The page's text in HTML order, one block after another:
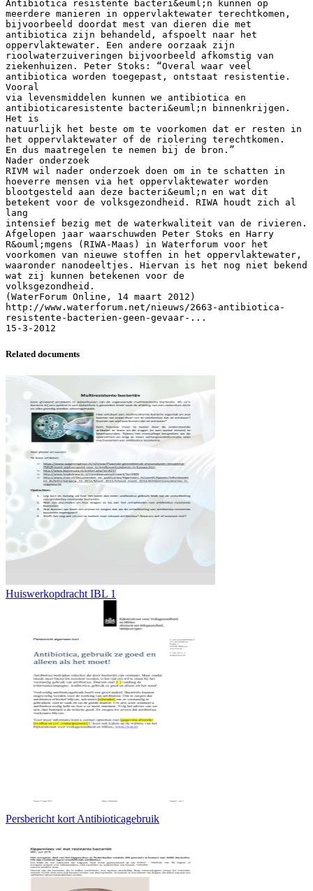
Antibiotica resistente bacteri&euml;n kunnen op
meerdere manieren in oppervlaktewater terechtkomen,
bijvoorbeeld doordat mest van dieren die met
antibiotica zijn behandeld, afspoelt naar het
oppervlaktewater. Een andere oorzaak zijn
rioolwaterzuiveringen bijvoorbeeld afkomstig van
ziekenhuizen. Peter Stoks: “Overal waar veel
antibiotica worden toegepast, ontstaat resistentie.
Vooral
via levensmiddelen kunnen we antibiotica en
antibioticaresistente bacteri&euml;n binnenkrijgen.
Het is
natuurlijk het beste om te voorkomen dat er resten in
het oppervlaktewater of de riolering terechtkomen.
En dus maatregelen te nemen bij de bron.”
Nader onderzoek
RIVM wil nader onderzoek doen om in te schatten in
hoeverre mensen via het oppervlaktewater worden
blootgesteld aan deze bacteri&euml;n en wat dit
betekent voor de volksgezondheid. RIWA houdt zich al
lang
intensief bezig met de waterkwaliteit van de rivieren.
Afgelopen jaar waarschuwden Peter Stoks en Harry
R&ouml;mgens (RIWA-Maas) in Waterforum voor het
voorkomen van nieuwe stoffen in het oppervlaktewater,
waaronder nanodeeltjes. Hiervan is het nog niet bekend
wat zij kunnen betekenen voor de
volksgezondheid.
(WaterForum Online, 14 maart 2012)
http://www.waterforum.net/nieuws/2663-antibiotica-
resistente-bacterien-geen-gevaar-...
Related documents
Huiswerkopdracht IBL 1
Persbericht kort Antibioticagebruik